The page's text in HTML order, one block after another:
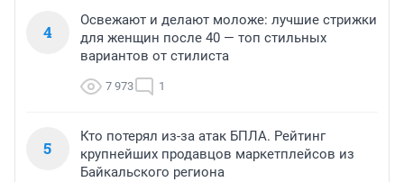
4
Освежают и делают моложе: лучшие стрижки
для женщин после 40 — топ стильных
вариантов от стилиста
7 973 1
5
Кто потерял из-за атак БПЛА. Рейтинг
крупнейших продавцов маркетплейсов из
Байкальского региона